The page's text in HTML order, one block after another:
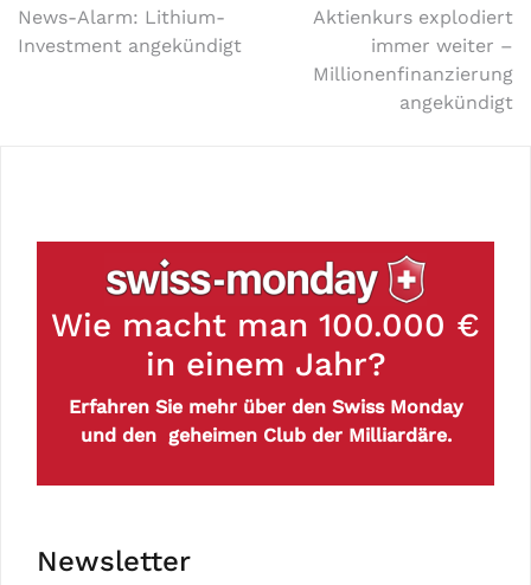
News-Alarm: Lithium-
Investment angekündigt
Aktienkurs explodiert
immer weiter –
Millionenfinanzierung
angekündigt
Wie macht man 100.000 €
in einem Jahr?
Erfahren Sie mehr über den Swiss Monday
und den geheimen Club der Milliardäre.
Newsletter